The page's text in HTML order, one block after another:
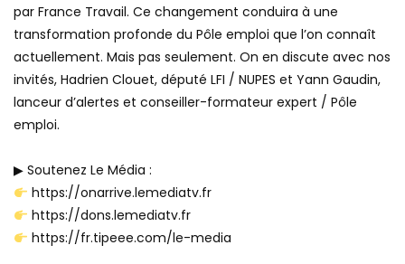
par France Travail. Ce changement conduira à une
transformation profonde du Pôle emploi que l’on connaît
actuellement. Mais pas seulement. On en discute avec nos
invités, Hadrien Clouet, député LFI / NUPES et Yann Gaudin,
lanceur d’alertes et conseiller-formateur expert / Pôle
emploi.
▶ Soutenez Le Média :
https://onarrive.lemediatv.fr
https://dons.lemediatv.fr
https://fr.tipeee.com/le-media